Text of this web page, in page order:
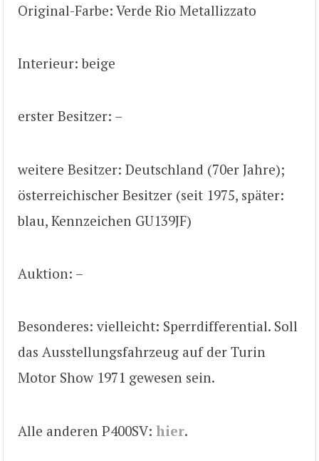
Original-Farbe: Verde Rio Metallizzato
Interieur: beige
erster Besitzer: –
weitere Besitzer: Deutschland (70er Jahre);
österreichischer Besitzer (seit 1975, später:
blau, Kennzeichen GU139JF)
Auktion: –
Besonderes: vielleicht: Sperrdifferential. Soll
das Ausstellungsfahrzeug auf der Turin
Motor Show 1971 gewesen sein.
Alle anderen P400SV: hier.